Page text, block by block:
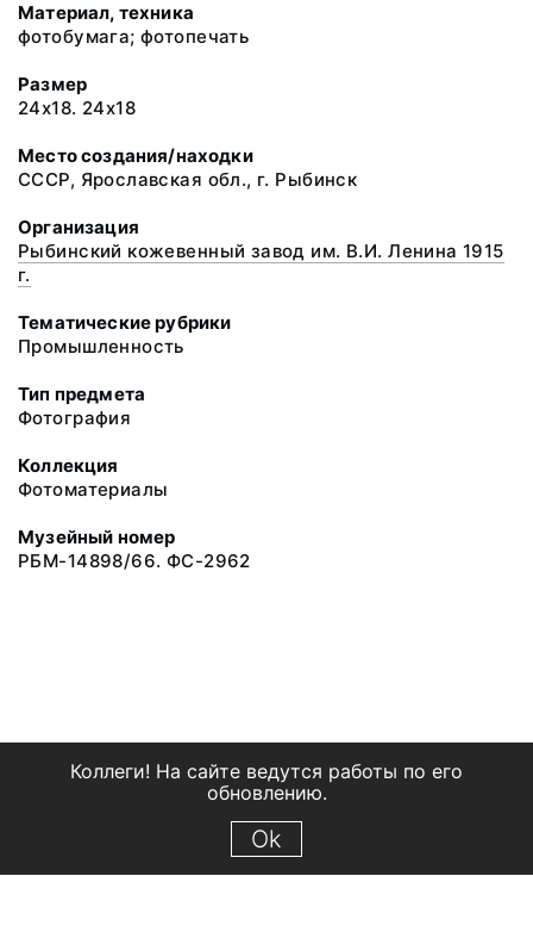
Материал, техника
фотобумага; фотопечать
Размер
24х18. 24х18
Место создания/находки
СССР, Ярославская обл., г. Рыбинск
Организация
Рыбинский кожевенный завод им. В.И. Ленина 1915
г.
Тематические рубрики
Промышленность
Тип предмета
Фотография
Коллекция
Фотоматериалы
Музейный номер
РБМ-14898/66. ФС-2962
Коллеги! На сайте ведутся работы по его
обновлению.
Ok